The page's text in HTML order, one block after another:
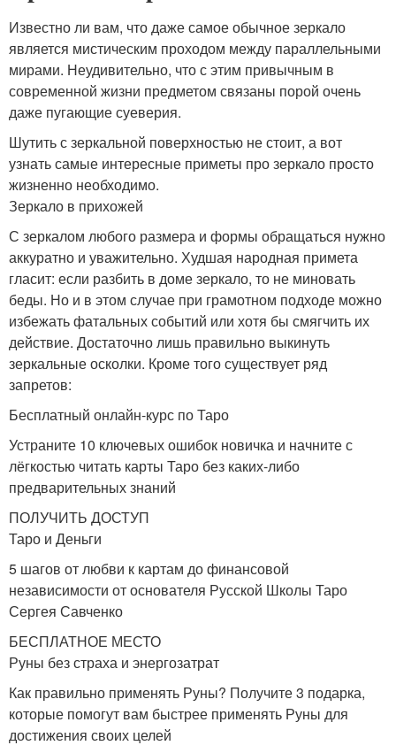
Известно ли вам, что даже самое обычное зеркало
является мистическим проходом между параллельными
мирами. Неудивительно, что с этим привычным в
современной жизни предметом связаны порой очень
даже пугающие суеверия.
Шутить с зеркальной поверхностью не стоит, а вот
узнать самые интересные приметы про зеркало просто
жизненно необходимо.
Зеркало в прихожей
С зеркалом любого размера и формы обращаться нужно
аккуратно и уважительно. Худшая народная примета
гласит: если разбить в доме зеркало, то не миновать
беды. Но и в этом случае при грамотном подходе можно
избежать фатальных событий или хотя бы смягчить их
действие. Достаточно лишь правильно выкинуть
зеркальные осколки. Кроме того существует ряд
запретов:
Бесплатный онлайн-курс по Таро
Устраните 10 ключевых ошибок новичка и начните с
лёгкостью читать карты Таро без каких-либо
предварительных знаний
ПОЛУЧИТЬ ДОСТУП
Таро и Деньги
5 шагов от любви к картам до финансовой
независимости от основателя Русской Школы Таро
Сергея Савченко
БЕСПЛАТНОЕ МЕСТО
Руны без страха и энергозатрат
Как правильно применять Руны? Получите 3 подарка,
которые помогут вам быстрее применять Руны для
достижения своих целей